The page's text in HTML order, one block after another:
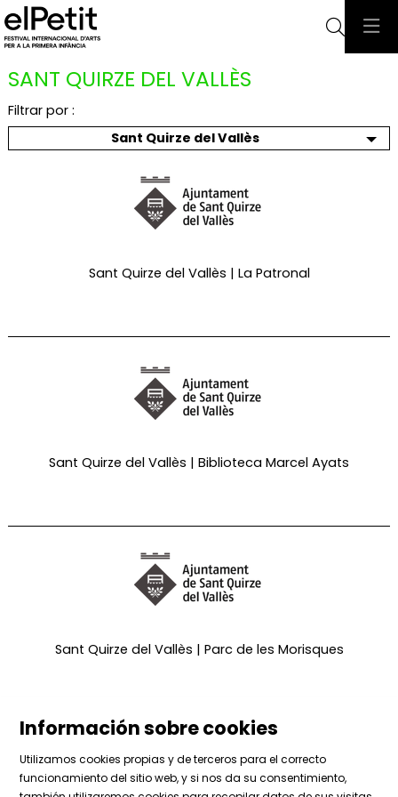
SANT QUIRZE DEL VALLÈS
Filtrar por :
Sant Quirze del Vallès
Sant Quirze del Vallès | La Patronal
Sant Quirze del Vallès | Biblioteca Marcel Ayats
Sant Quirze del Vallès | Parc de les Morisques
Información sobre cookies
Utilizamos cookies propias y de terceros para el correcto
funcionamiento del sitio web, y si nos da su consentimiento,